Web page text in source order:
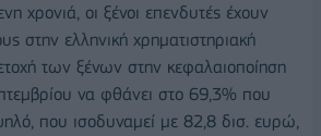
χρονιά, οι ξένοι επενδυτές έχουν
στην ελληνική χρηματιστηριακή
των ξένων στην κεφαλαιοποίηση
να φθάνει στο 69,3% που
που ισοδυναμεί με 82,8 δισ. ευρώ,